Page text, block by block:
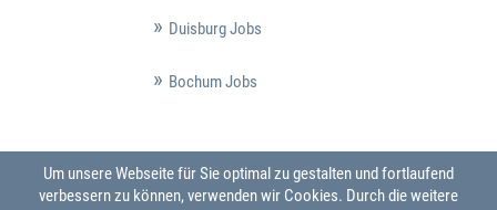
Duisburg Jobs
Bochum Jobs
Um unsere Webseite für Sie optimal zu gestalten und fortlaufend
verbessern zu können, verwenden wir Cookies. Durch die weitere